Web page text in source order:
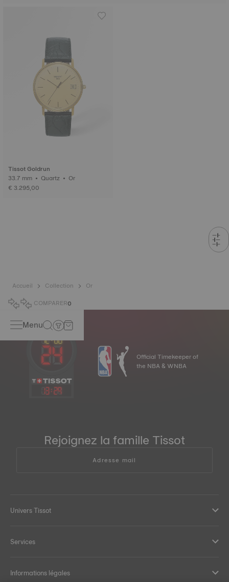
Tissot Goldrun
33.7 mm • Quartz • Or
€ 3.295,00
Accueil Collection
Or
COMPARER0
Menu
13:29
Official Timekeeper of
the NBA & WNBA
Rejoignez la famille Tissot
Adresse mail
Univers Tissot
Services
Informations légales